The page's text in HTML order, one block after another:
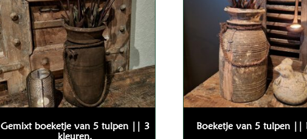
Gemixt boeketje van 5 tulpen || 3
kleuren.
Boeketje van 5 tulpen ||